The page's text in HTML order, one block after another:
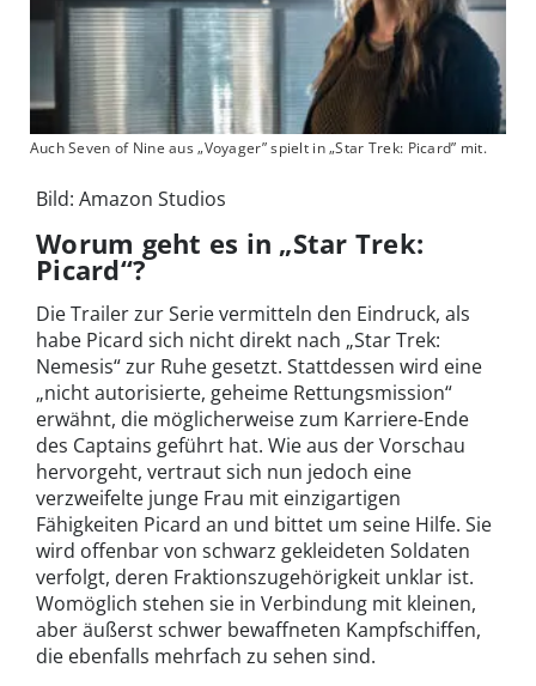
Auch Seven of Nine aus „Voyager” spielt in „Star Trek: Picard” mit.
Bild: Amazon Studios
Worum geht es in „Star Trek:
Picard“?
Die Trailer zur Serie vermitteln den Eindruck, als
habe Picard sich nicht direkt nach „Star Trek:
Nemesis“ zur Ruhe gesetzt. Stattdessen wird eine
„nicht autorisierte, geheime Rettungsmission“
erwähnt, die möglicherweise zum Karriere-Ende
des Captains geführt hat. Wie aus der Vorschau
hervorgeht, vertraut sich nun jedoch eine
verzweifelte junge Frau mit einzigartigen
Fähigkeiten Picard an und bittet um seine Hilfe. Sie
wird offenbar von schwarz gekleideten Soldaten
verfolgt, deren Fraktionszugehörigkeit unklar ist.
Womöglich stehen sie in Verbindung mit kleinen,
aber äußerst schwer bewaffneten Kampfschiffen,
die ebenfalls mehrfach zu sehen sind.